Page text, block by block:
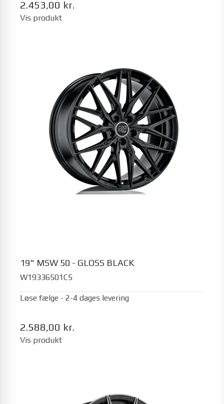
2.453,00 kr.
Vis produkt
19" MSW 50 - GLOSS BLACK
W19336501C5
Løse fælge - 2-4 dages levering
2.588,00 kr.
Vis produkt